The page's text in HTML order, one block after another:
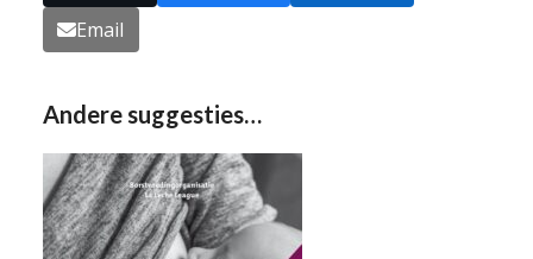
Email
Andere suggesties…